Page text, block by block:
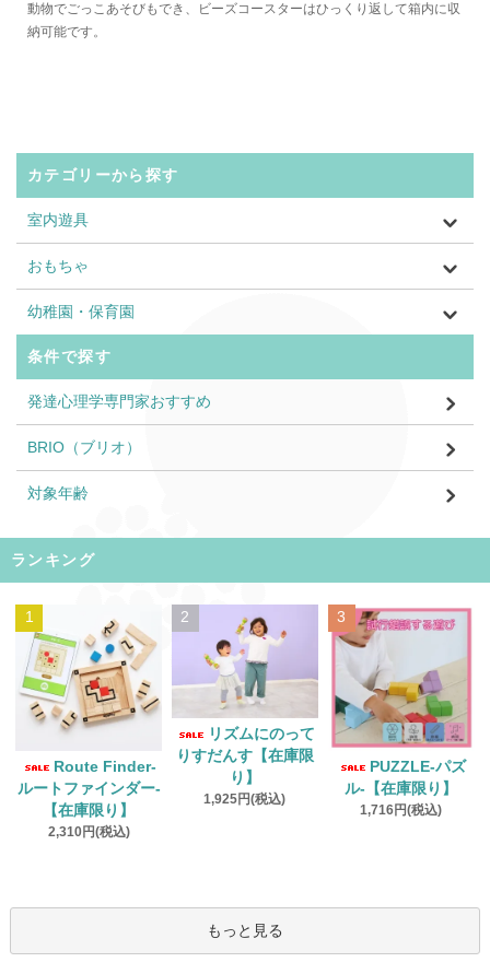
動物でごっこあそびもでき、ビーズコースターはひっくり返して箱内に収
納可能です。
カテゴリーから探す
室内遊具
おもちゃ
幼稚園・保育園
条件で探す
発達心理学専門家おすすめ
BRIO（ブリオ）
対象年齢
ランキング
1
Route Finder‐
ルートファインダー‐
【在庫限り】
2,310円(税込)
2
リズムにのって
りすだんす【在庫限
り】
1,925円(税込)
3
PUZZLE‐パズ
ル‐【在庫限り】
1,716円(税込)
もっと見る